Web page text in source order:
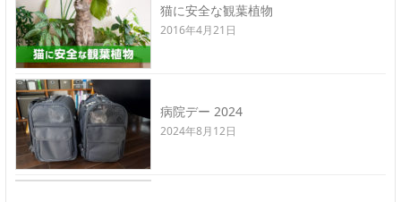
猫に安全な観葉植物
2016年4月21日
病院デー 2024
2024年8月12日